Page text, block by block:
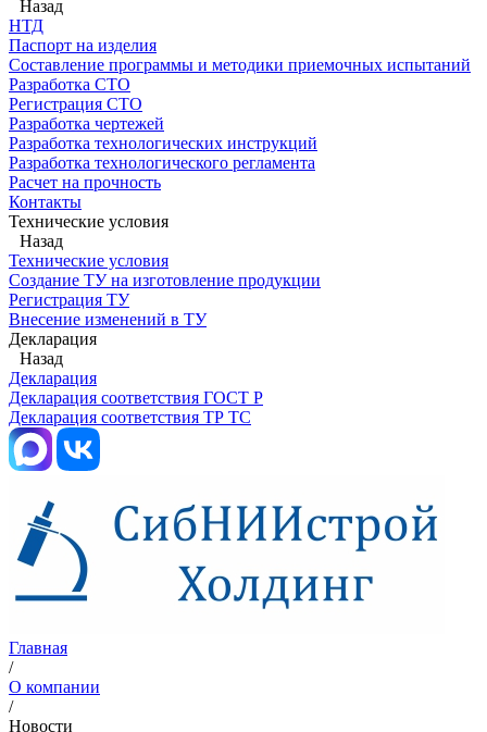
Назад
НТД
Паспорт на изделия
Составление программы и методики приемочных испытаний
Разработка СТО
Регистрация СТО
Разработка чертежей
Разработка технологических инструкций
Разработка технологического регламента
Расчет на прочность
Контакты
Технические условия
Назад
Технические условия
Создание ТУ на изготовление продукции
Регистрация ТУ
Внесение изменений в ТУ
Декларация
Назад
Декларация
Декларация соответствия ГОСТ Р
Декларация соответствия ТР ТС
Главная
/
О компании
/
Новости